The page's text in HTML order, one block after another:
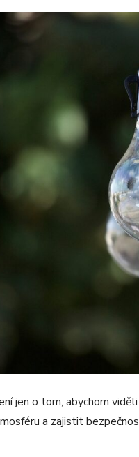
jen o tom, abychom
a zajistit